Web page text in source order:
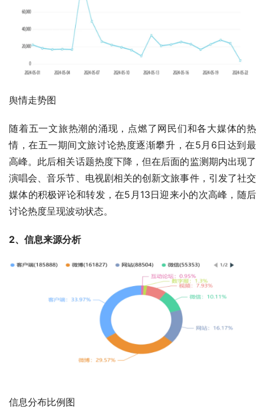
舆情走势图
随着五一文旅热潮的涌现，点燃了网民们和各大媒体的热
情，在五一期间文旅讨论热度逐渐攀升，在5月6日达到最
高峰。此后相关话题热度下降，但在后面的监测期内出现了
演唱会、音乐节、电视剧相关的创新文旅事件，引发了社交
媒体的积极评论和转发，在5月13日迎来小的次高峰，随后
讨论热度呈现波动状态。
2、信息来源分析
信息分布比例图